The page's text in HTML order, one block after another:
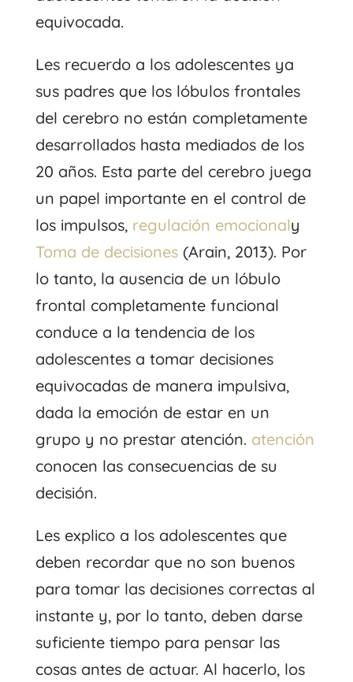
equivocada.
Les recuerdo a los adolescentes ya
sus padres que los lóbulos frontales
del cerebro no están completamente
desarrollados hasta mediados de los
20 años. Esta parte del cerebro juega
un papel importante en el control de
los impulsos, regulación emocionaly
Toma de decisiones(Arain, 2013). Por
lo tanto, la ausencia de un lóbulo
frontal completamente funcional
conduce a la tendencia de los
adolescentes a tomar decisiones
equivocadas de manera impulsiva,
dada la emoción de estar en un
grupo y no prestar atención. atención
conocen las consecuencias de su
decisión.
Les explico a los adolescentes que
deben recordar que no son buenos
para tomar las decisiones correctas al
instante y, por lo tanto, deben darse
suficiente tiempo para pensar las
cosas antes de actuar. Al hacerlo, los